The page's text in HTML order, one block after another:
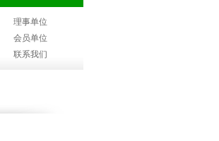
理事单位
会员单位
联系我们